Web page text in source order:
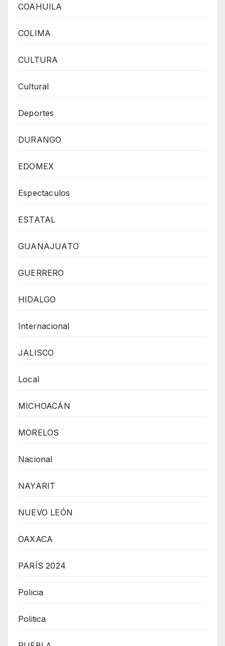
COAHUILA
COLIMA
CULTURA
Cultural
Deportes
DURANGO
EDOMEX
Espectaculos
ESTATAL
GUANAJUATO
GUERRERO
HIDALGO
Internacional
JALISCO
Local
MICHOACÁN
MORELOS
Nacional
NAYARIT
NUEVO LEÓN
OAXACA
PARÍS 2024
Policia
Politica